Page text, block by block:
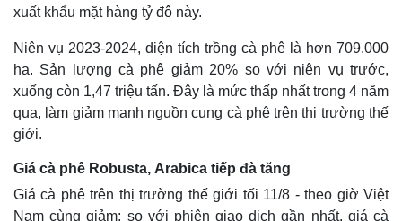
Pháp luật
Vụ án
Tin nóng
Quân sự - Quốc phòng
Vũ khí
Việt Nam
xuất khẩu mặt hàng tỷ đô này.
Niên vụ 2023-2024, diện tích trồng cà phê là hơn 709.000
ha. Sản lượng cà phê giảm 20% so với niên vụ trước,
xuống còn 1,47 triệu tấn. Đây là mức thấp nhất trong 4 năm
qua, làm giảm mạnh nguồn cung cà phê trên thị trường thế
giới.
Giá cà phê Robusta, Arabica tiếp đà tăng
Giá cà phê trên thị trường thế giới tối 11/8 - theo giờ Việt
Nam cùng giảm; so với phiên giao dịch gần nhất, giá cà